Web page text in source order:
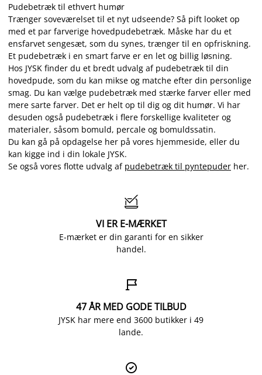
Pudebetræk til ethvert humør
Trænger soveværelset til et nyt udseende? Så pift looket op
med et par farverige hovedpudebetræk. Måske har du et
ensfarvet sengesæt, som du synes, trænger til en opfriskning.
Et pudebetræk i en smart farve er en let og billig løsning.
Hos JYSK finder du et bredt udvalg af pudebetræk til din
hovedpude, som du kan mikse og matche efter din personlige
smag. Du kan vælge pudebetræk med stærke farver eller med
mere sarte farver. Det er helt op til dig og dit humør. Vi har
desuden også pudebetræk i flere forskellige kvaliteter og
materialer, såsom bomuld, percale og bomuldssatin.
Du kan gå på opdagelse her på vores hjemmeside, eller du
kan kigge ind i din lokale JYSK.
Se også vores flotte udvalg af pudebetræk til pyntepuder her.

VI ER E-MÆRKET
E-mærket er din garanti for en sikker
handel.

47 ÅR MED GODE TILBUD
JYSK har mere end 3600 butikker i 49
lande.
